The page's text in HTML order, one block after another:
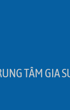
TÂM GIA